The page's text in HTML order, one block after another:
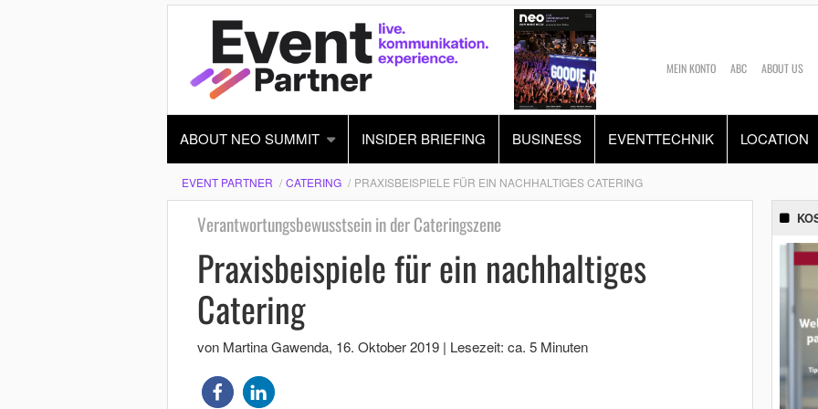
MEIN KONTO ABC ABOUT US
ABOUT NEO SUMMIT INSIDER BRIEFING BUSINESS EVENTTECHNIK LOCATION
EVENT PARTNER CATERING PRAXISBEISPIELE FÜR EIN NACHHALTIGES CATERING
Verantwortungsbewusstsein in der Cateringszene
Praxisbeispiele für ein nachhaltiges
Catering
von Martina Gawenda, 16. Oktober 2019 | Lesezeit: ca. 5 Minuten